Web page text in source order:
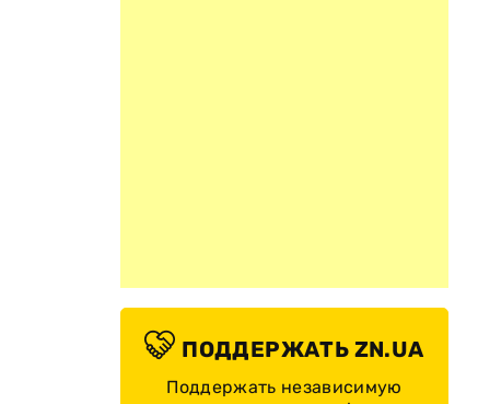
ПОДДЕРЖАТЬ ZN.UA
Поддержать независимую